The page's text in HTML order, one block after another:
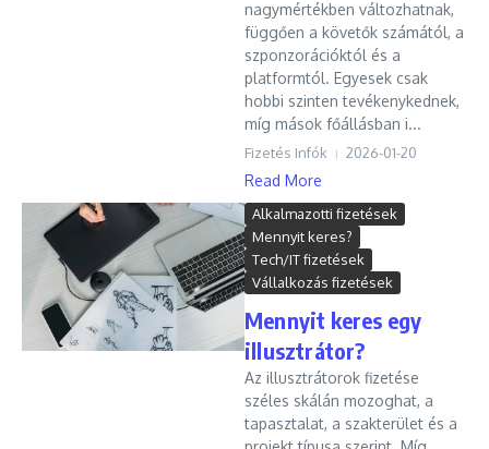
nagymértékben változhatnak,
függően a követők számától, a
szponzorációktól és a
platformtól. Egyesek csak
hobbi szinten tevékenykednek,
míg mások főállásban i...
Fizetés Infók 2026-01-20
Read More
Alkalmazotti fizetések
Mennyit keres?
Tech/IT fizetések
Vállalkozás fizetések
Mennyit keres egy
illusztrátor?
Az illusztrátorok fizetése
széles skálán mozoghat, a
tapasztalat, a szakterület és a